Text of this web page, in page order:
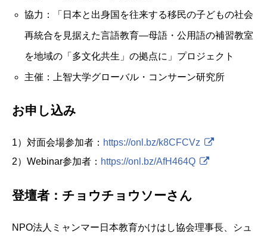
協力：「日本と出身国を往来する移民の子どもの社会
再統合を見据えた言語教育―母語・公用語の補習教室
を地域の「多文化共生」の拠点に」プロジェクト
主催：上智大学グローバル・コンサーン研究所
お申し込み
1）対面会場参加者： https://onl.bz/k8CFCVz
2）Webinar参加者： https://onl.bz/AfH464Q
登壇者：チョウチョウソーさん
NPO法人ミャンマー日本教育かけはし協会理事長、シュ